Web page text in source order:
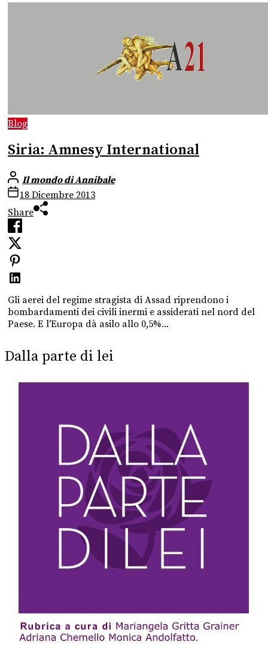
Blog
Siria: Amnesy International
Il mondo di Annibale
18 Dicembre 2013
Share
Gli aerei del regime stragista di Assad riprendono i
bombardamenti dei civili inermi e assiderati nel nord del
Paese. E l'Europa dà asilo allo 0,5%...
Dalla parte di lei